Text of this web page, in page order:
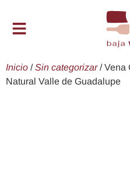
Inicio /Sin categorizar/ Vena
Natural Valle de Guadalupe